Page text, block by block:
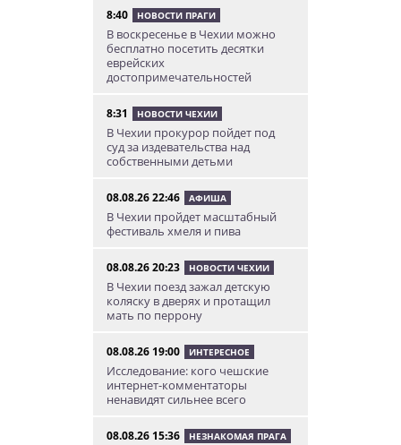
8:40 НОВОСТИ ПРАГИ
В воскресенье в Чехии можно
бесплатно посетить десятки
еврейских
достопримечательностей
8:31 НОВОСТИ ЧЕХИИ
В Чехии прокурор пойдет под
суд за издевательства над
собственными детьми
08.08.26 22:46 АФИША
В Чехии пройдет масштабный
фестиваль хмеля и пива
08.08.26 20:23 НОВОСТИ ЧЕХИИ
В Чехии поезд зажал детскую
коляску в дверях и протащил
мать по перрону
08.08.26 19:00 ИНТЕРЕСНОЕ
Исследование: кого чешские
интернет-комментаторы
ненавидят сильнее всего
08.08.26 15:36 НЕЗНАКОМАЯ ПРАГА